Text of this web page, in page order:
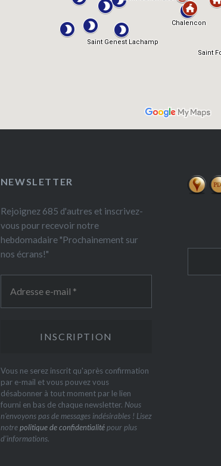
NEWSLETTER
Rejoignez 685 d'autres et inscrivez-
vous pour recevoir notre
hebdomadaire "Prochainement sur
nos écrans!"
Vous ne serez inscrit qu'après confirmation
par e-mail et vous pouvez vous
désabonner à tout moment par le lien
fourni en bas de chaque newsletter. Nous
n’envoyons pas de messages indésirables ! Lisez
notrepolitique de confidentialitépour plus
d’informations.